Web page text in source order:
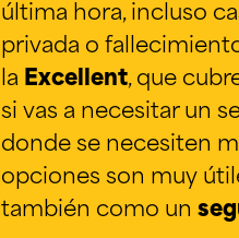
última hora, incluso
privada o
la Excellent, que
si vas a necesitar un
donde se necesiten
opciones son muy
también como un